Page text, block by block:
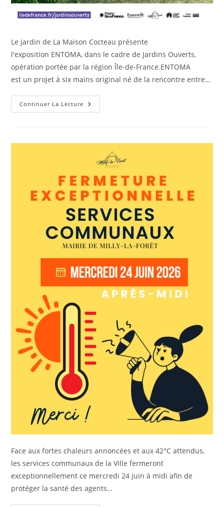
Le jardin de La Maison Cocteau présente
l'exposition ENTOMA, dans le cadre de Jardins Ouverts,
opération portée par la région Île-de-France.ENTOMA
est un projet à six mains original né de la rencontre entre…
Continuer La Lecture
Face aux fortes chaleurs annoncées et aux 42°C attendus,
les services communaux de la Ville fermeront
exceptionnellement ce mercredi 24 juin à midi afin de
protéger la santé des agents…